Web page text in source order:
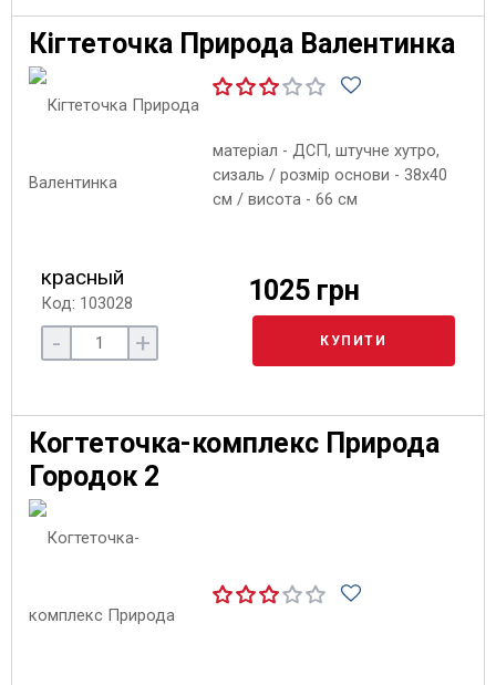
Кігтеточка Природа Валентинка
матеріал - ДСП, штучне хутро,
сизаль / розмір основи - 38х40
см / висота - 66 см
красный
Код: 103028 1025 грн
- + КУПИТИ
Когтеточка-комплекс Природа
Городок 2